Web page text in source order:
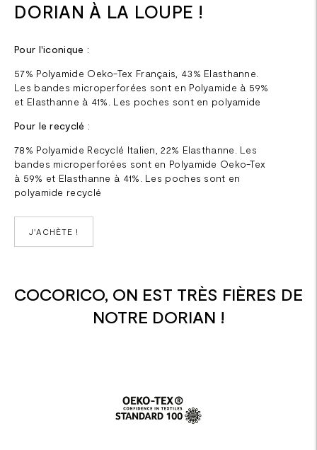
DORIAN À LA LOUPE !
Pour l'iconique :
57% Polyamide Oeko-Tex Français, 43% Elasthanne.
Les bandes microperforées sont en Polyamide à 59%
et Elasthanne à 41%. Les poches sont en polyamide
Pour le recyclé :
78% Polyamide Recyclé Italien, 22% Elasthanne. Les
bandes microperforées sont en Polyamide Oeko-Tex
à 59% et Elasthanne à 41%. Les poches sont en
polyamide recyclé
J'ACHÈTE !
COCORICO, ON EST TRÈS FIÈRES DE
NOTRE DORIAN !